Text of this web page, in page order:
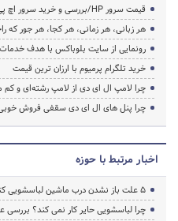
قیمت سرور HP/بررسی و خرید سرور اچ پی
هر زبانی، هر زمانی، هر کجا، هر جور که
رونمایی از سایت بلوباکس با هدف
خرید تلگرام پرمیوم با ارزان ترین قیمت
چرا لامپ ال ای دی از لامپ رشته‌ای و
چرا پنل های ال ای دی سقفی فروش خوبی
اخبار مرتبط با حوزه
5 علت باز نشدن درب ماشین لباسشویی کنوود به همراه راه حل
چرا لباسشویی حایر کار نمی کند؟ بررسی